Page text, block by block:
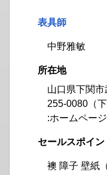
表具師
中野雅敏
所在地
山口県下関
255-0080（下
:ホームページ
セールスポイン
襖 障子 壁紙